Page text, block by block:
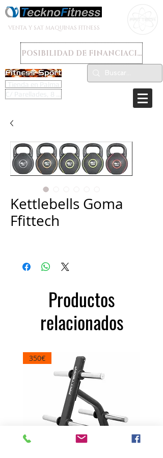
VENTA Y SAT MAQUINAS FITNESS
POSIBILIDAD DE FINANCIACION
Tienda en Palma
Kettlebells Goma
Ffittech
Productos
relacionados
350€